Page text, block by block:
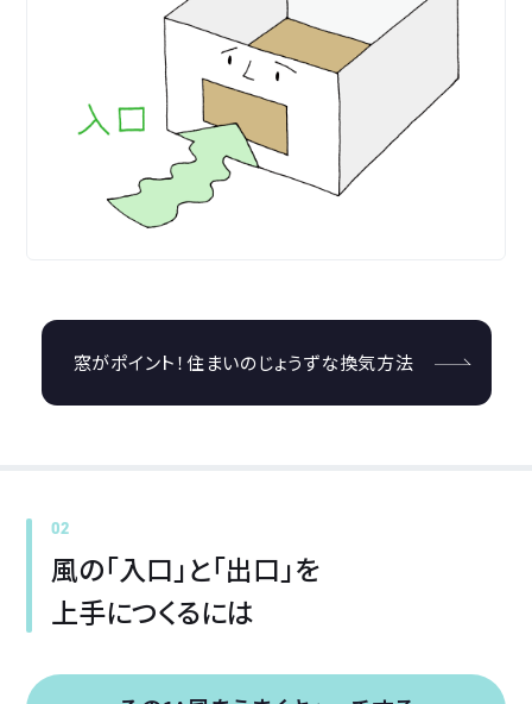
窓がポイント！住まいのじょうずな換気方法
02
風の「入口」と「出口」を
上手につくるには